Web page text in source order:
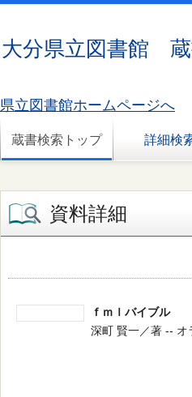
大分県立図書館
県立図書館ホームページへ
蔵書検索トップ 詳細検
資料詳細
ｆｍｌバイブル
深町 賢一／著 --